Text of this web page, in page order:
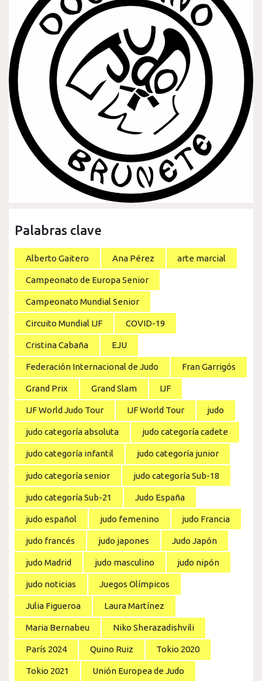
Palabras clave
Alberto Gaitero Ana Pérez arte marcial
Campeonato de Europa Senior
Campeonato Mundial Senior
Circuito Mundial IJF COVID-19
Cristina Cabaña EJU
Federación Internacional de Judo Fran Garrigós
Grand Prix Grand Slam IJF
IJF World Judo Tour IJF World Tour judo
judo categoría absoluta judo categoría cadete
judo categoría infantil judo categoría junior
judo categoría senior judo categoría Sub-18
judo categoría Sub-21 Judo España
judo español judo femenino judo Francia
judo francés judo japones Judo Japón
judo Madrid judo masculino judo nipón
judo noticias Juegos Olímpicos
Julia Figueroa Laura Martínez
Maria Bernabeu Niko Sherazadishvili
París 2024 Quino Ruiz Tokio 2020
Tokio 2021 Unión Europea de Judo